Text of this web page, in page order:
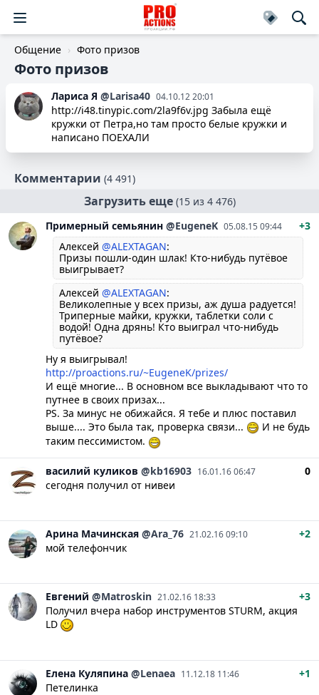
Общение Фото призов
Фото призов
Лариса Я @Larisa40 04.10.12 20:01
http://i48.tinypic.com/2la9f6v.jpg Забыла ещё
кружки от Петра,но там просто белые кружки и
написано ПОЕХАЛИ
Комментарии (4 491)
Загрузить еще (15 из 4 476)
Примерный семьянин @EugeneK 05.08.15 09:44
+3
Алексей @ALEXTAGAN:
Призы пошли-один шлак! Кто-нибудь путёвое
выигрывает?
Алексей @ALEXTAGAN:
Великолепные у всех призы, аж душа радуется!
Триперные майки, кружки, таблетки соли с
водой! Одна дрянь! Кто выиграл что-нибудь
путёвое?
Ну я выигрывал!
http://proactions.ru/~EugeneK/prizes/
И ещё многие... В основном все выкладывают что то
путнее в своих призах...
PS. За минус не обижайся. Я тебе и плюс поставил
выше.... Это была так, проверка связи...
И не будь
таким пессимистом.
василий куликов @kb16903 16.01.16 06:47
0
сегодня получил от нивеи
Арина Мачинская @Ara_76 21.02.16 09:10
+2
мой телефончик
Евгений @Matroskin 21.02.16 18:33
+3
Получил вчера набор инструментов STURM, акция
LD
Елена Куляпина @Lenaea 11.12.18 11:46
+1
Петелинка